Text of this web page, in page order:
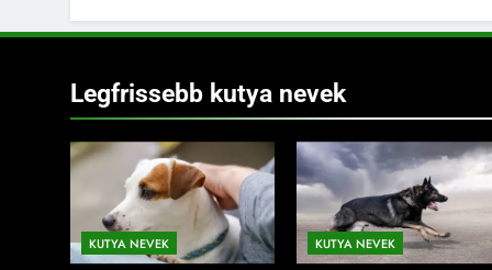
Legfrissebb kutya nevek
KUTYA NEVEK KUTYA NEVEK